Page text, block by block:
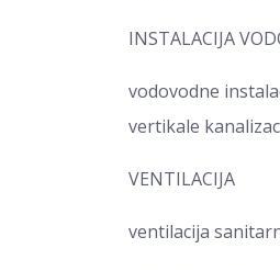
INSTALACIJA
vodovodne
vertikale
VENTILACIJA
ventilacija